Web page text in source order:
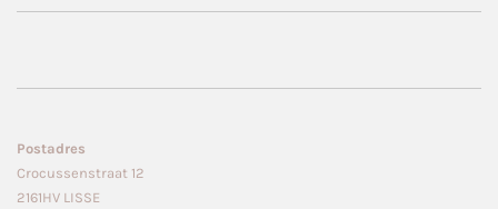
Postadres
Crocussenstraat 12
2161HV LISSE